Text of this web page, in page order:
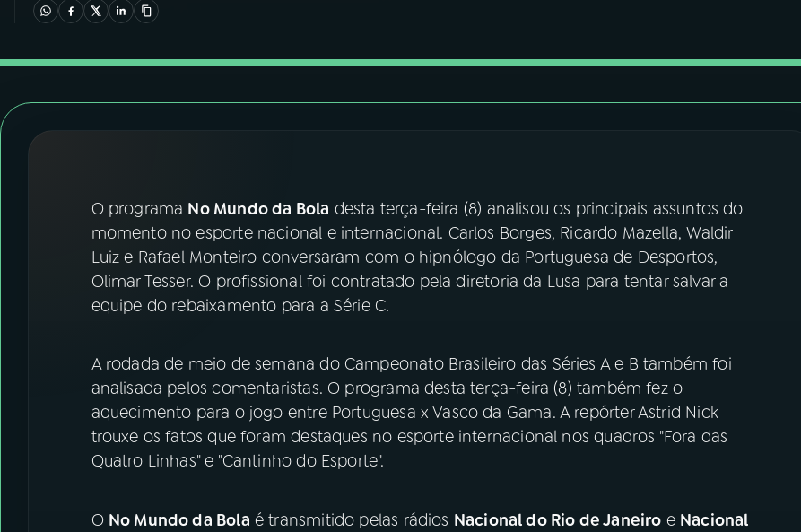
05PODCASTS
ACOMPANHE A RÁDIO NACIONAL
Facebook
O programa No Mundo da Bola desta terça-feira (8) analisou os principais assuntos do
momento no esporte nacional e internacional. Carlos Borges, Ricardo Mazella, Waldir
Luiz e Rafael Monteiro conversaram com o hipnólogo da Portuguesa de Desportos,
Olimar Tesser. O profissional foi contratado pela diretoria da Lusa para tentar salvar a
equipe do rebaixamento para a Série C.
A rodada de meio de semana do Campeonato Brasileiro das Séries A e B também foi
analisada pelos comentaristas. O programa desta terça-feira (8) também fez o
aquecimento para o jogo entre Portuguesa x Vasco da Gama. A repórter Astrid Nick
trouxe os fatos que foram destaques no esporte internacional nos quadros "Fora das
Quatro Linhas" e "Cantinho do Esporte".
O No Mundo da Bola é transmitido pelas rádios Nacional do Rio de Janeiro e Nacional